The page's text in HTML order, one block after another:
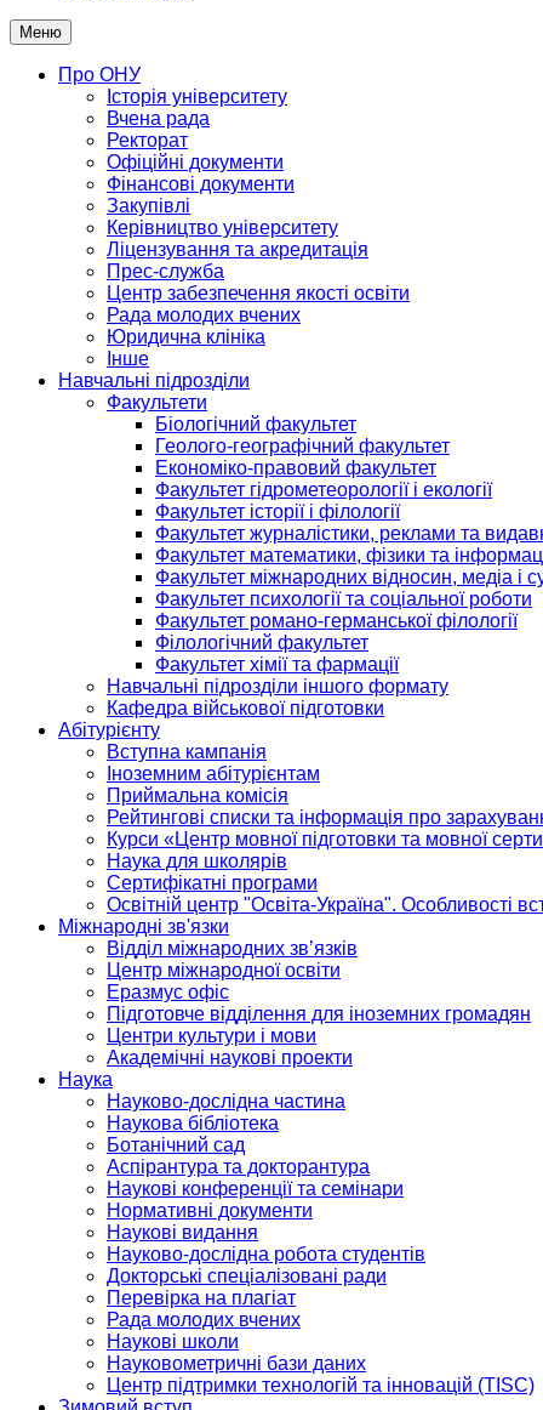
Меню
Про ОНУ
Історія університету
Вчена рада
Ректорат
Офіційні документи
Фінансові документи
Закупівлі
Керівництво університету
Ліцензування та акредитація
Прес-служба
Центр забезпечення якості освіти
Рада молодих вчених
Юридична клініка
Інше
Навчальні підрозділи
Факультети
Біологічний факультет
Геолого-географічний факультет
Економіко-правовий факультет
Факультет гідрометеорології і екології
Факультет історії і філології
Факультет журналістики, реклами та
Факультет математики, фізики та
Факультет міжнародних відносин, медіа і
Факультет психології та соціальної роботи
Факультет романо-германської філології
Філологічний факультет
Факультет хімії та фармації
Навчальні підрозділи іншого формату
Кафедра військової підготовки
Абітурієнту
Вступна кампанія
Іноземним абітурієнтам
Приймальна комісія
Рейтингові списки та інформація про
Курси «Центр мовної підготовки та мовної
Наука для школярів
Сертифікатні програми
Освітній центр "Освіта-Україна". Особливості
Міжнародні зв'язки
Відділ міжнародних зв’язків
Центр міжнародної освіти
Еразмус офіс
Підготовче відділення для іноземних громадян
Центри культури і мови
Академічні наукові проекти
Наука
Науково-дослідна частина
Наукова бібліотека
Ботанічний сад
Аспірантура та докторантура
Наукові конференції та семінари
Нормативні документи
Наукові видання
Науково-дослідна робота студентів
Докторські спеціалізовані ради
Перевірка на плагіат
Рада молодих вчених
Наукові школи
Науковометричні бази даних
Центр підтримки технологій та інновацій (TISC)